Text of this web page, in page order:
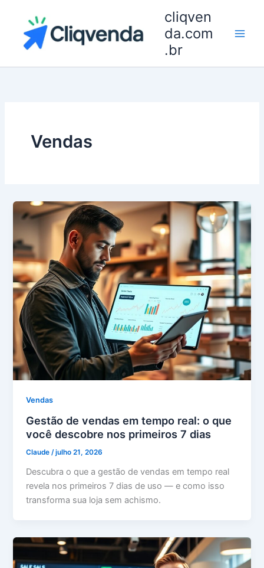
conteúdo
cliqven
da.com
.br
Vendas
Vendas
Gestão de vendas em tempo real: o que
você descobre nos primeiros 7 dias
Claude/julho 21, 2026
Descubra o que a gestão de vendas em tempo real
revela nos primeiros 7 dias de uso — e como isso
transforma sua loja sem achismo.